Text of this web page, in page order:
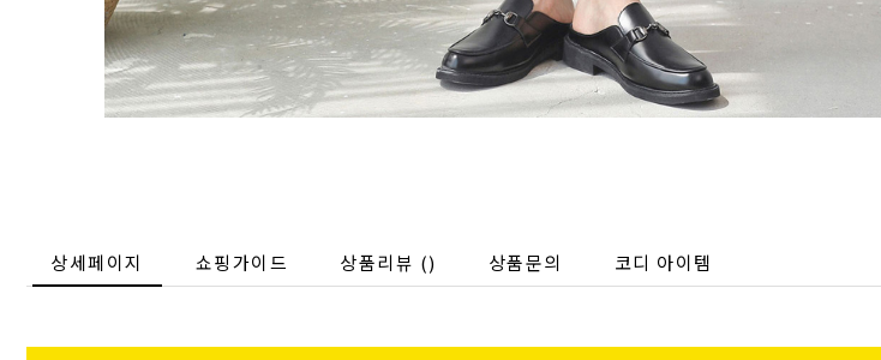
상세페이지 쇼핑가이드 상품리뷰 () 상품문의 코디 아이템